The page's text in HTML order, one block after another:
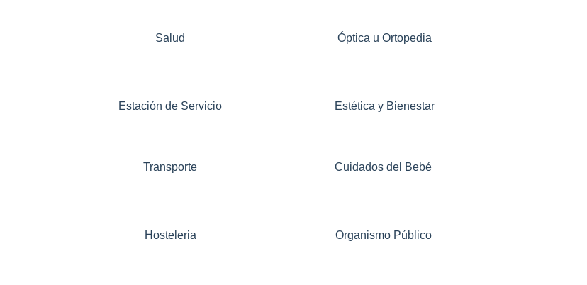
Salud Óptica u Ortopedia
Estación de Servicio Estética y Bienestar
Transporte Cuidados del Bebé
Hosteleria Organismo Público